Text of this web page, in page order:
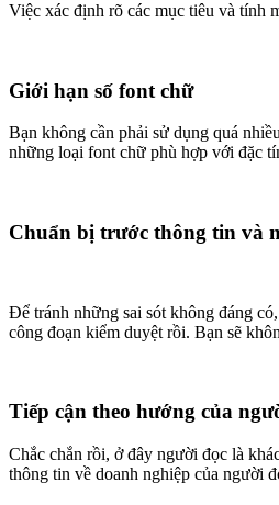
Việc xác định rõ các mục tiêu và tính
Giới hạn số font chữ
Bạn không cần phải sử dụng quá
những loại font chữ phù hợp với đặc
Chuẩn bị trước thông tin và
Để tránh những sai sót không đáng
công đoạn kiểm duyệt rồi. Bạn sẽ
Tiếp cận theo hướng của
Chắc chắn rồi, ở đây người đọc là
thông tin về doanh nghiệp của người